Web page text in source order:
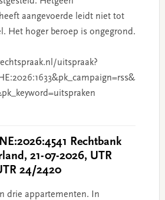
aangevoerde leidt niet tot
Het hoger beroep is ongegrond.
uitspraak?
Rechtbank
21-07-2026, UTR
24/2420
drie appartementen. In